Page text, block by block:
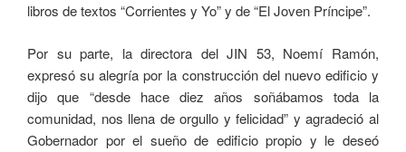
libros de textos “Corrientes y Yo” y de “El Joven Príncipe”.
Por su parte, la directora del JIN 53, Noemí Ramón,
expresó su alegría por la construcción del nuevo edificio y
dijo que “desde hace diez años soñábamos toda la
comunidad, nos llena de orgullo y felicidad” y agradeció al
Gobernador por el sueño de edificio propio y le deseó